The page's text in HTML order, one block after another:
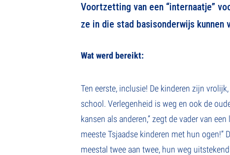
Voortzetting van een “internaatje”
ze in die stad basisonderwijs kunnen
Wat werd bereikt:
Ten eerste, inclusie! De kinderen zijn
school. Verlegenheid is weg en ook de
kansen als anderen,” zegt de vader van
meeste Tsjaadse kinderen met hun ogen!”
meestal twee aan twee, hun weg